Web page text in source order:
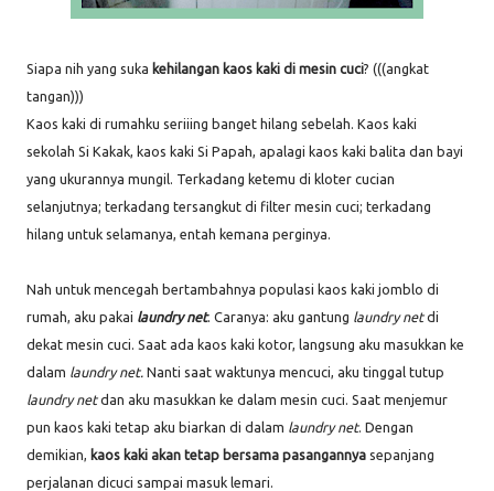
Siapa nih yang suka kehilangan kaos kaki di mesin cuci? (((angkat
tangan)))
Kaos kaki di rumahku seriiing banget hilang sebelah. Kaos kaki
sekolah Si Kakak, kaos kaki Si Papah, apalagi kaos kaki balita dan bayi
yang ukurannya mungil. Terkadang ketemu di kloter cucian
selanjutnya; terkadang tersangkut di filter mesin cuci; terkadang
hilang untuk selamanya, entah kemana perginya.
Nah untuk mencegah bertambahnya populasi kaos kaki jomblo di
rumah, aku pakai laundry net. Caranya: aku gantung laundry netdi
dekat mesin cuci. Saat ada kaos kaki kotor, langsung aku masukkan ke
dalam laundry net. Nanti saat waktunya mencuci, aku tinggal tutup
laundry netdan aku masukkan ke dalam mesin cuci. Saat menjemur
pun kaos kaki tetap aku biarkan di dalam laundry net. Dengan
demikian, kaos kaki akan tetap bersama pasangannya sepanjang
perjalanan dicuci sampai masuk lemari.